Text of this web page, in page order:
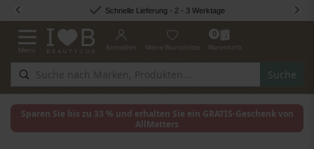
Zum Inhalt springen Schnelle Lieferung - 2 - 3 Werktage
Navigation umschalten
Menü
Suche
Anmelden Meine Wunschliste
0
Warenkorb
Sparen Sie bis zu 33 % und erhalten Sie ein GRATIS-Geschenk von
AllMatters